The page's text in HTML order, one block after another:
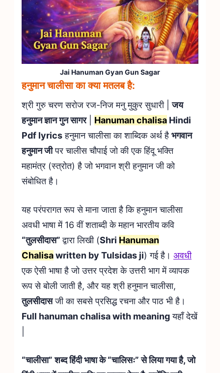
Jai Hanuman Gyan Gun Sagar
हनुमान चालीसा का क्या मतलब है:
श्री गुरु चरण सरोज रज-निज मनु मुकुर सुधारी |जय
हनुमान ज्ञान गुन सागर| Hanuman chalisa Hindi
Pdf lyricsहनुमान चालीसा का शाब्दिक अर्थ है भगवान
हनुमान जीपर चालीस चौपाई जो की एक हिंदू भक्ति
महामंत्र (स्त्रोत) है जो भगवान श्री हनुमान जी को
संबोधित है।
यह परंपरागत रूप से माना जाता है कि हनुमान चालीसा
अवधी भाषा में 16 वीं शताब्दी के महान भारतीय कवि
“तुलसीदास”द्वारा लिखी (Shri Hanuman
Chalisawritten by Tulsidas ji) गई है। अवधी
एक ऐसी भाषा है जो उत्तर प्रदेश के उत्तरी भाग में व्यापक
रूप से बोली जाती है, और यह श्री हनुमान चालीसा,
तुलसीदासजी का सबसे प्रसिद्ध रचना और पाठ भी है।
Full hanuman chalisa with meaningयहाँ देखें
“चालीसा” शब्द हिंदी भाषा के “चालिसः” से लिया गया है, जो